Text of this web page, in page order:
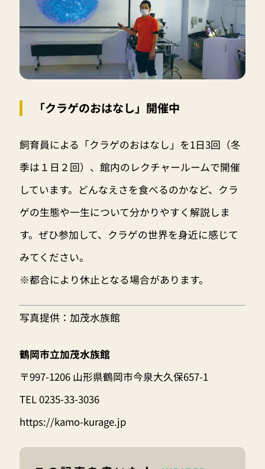
「クラゲのおはなし」開催中
飼育員による「クラゲのおはなし」を1日3回（冬
季は１日２回）、館内のレクチャールームで開催
しています。どんなえさを食べるのかなど、クラ
ゲの生態や一生について分かりやすく解説しま
す。ぜひ参加して、クラゲの世界を身近に感じて
みてください。
※都合により休止となる場合があります。
写真提供：加茂水族館
鶴岡市立加茂水族館
〒997-1206 山形県鶴岡市今泉大久保657-1
TEL 0235-33-3036
https://kamo-kurage.jp